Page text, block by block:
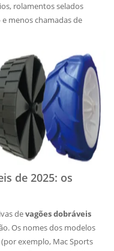
rolamentos selados
menos chamadas de
de 2025: os
devagões dobráveis
Os nomes dos modelos
exemplo, Mac Sports